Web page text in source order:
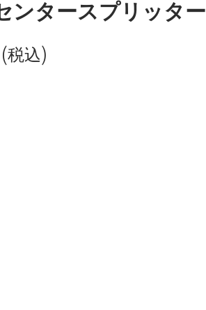
ンタースプリッター
込)